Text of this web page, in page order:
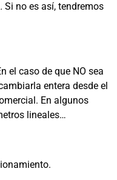
no es así, tendremos
el caso de que NO sea
entera desde el
En algunos
lineales…